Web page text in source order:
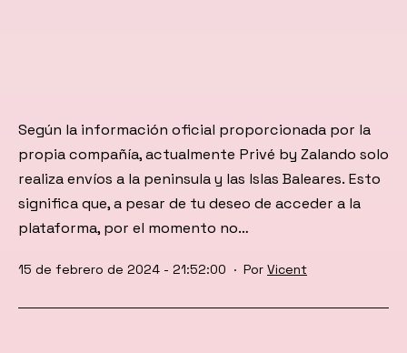
Según la información oficial proporcionada por la
propia compañía, actualmente Privé by Zalando solo
realiza envíos a la peninsula y las Islas Baleares. Esto
significa que, a pesar de tu deseo de acceder a la
plataforma, por el momento no…
Publicada
15 de febrero de 2024 - 21:52:00 Por Vicent